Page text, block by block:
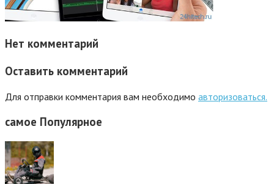
Нет комментарий
Оставить комментарий
Для отправки комментария вам необходимо авторизоваться.
самое Популярное